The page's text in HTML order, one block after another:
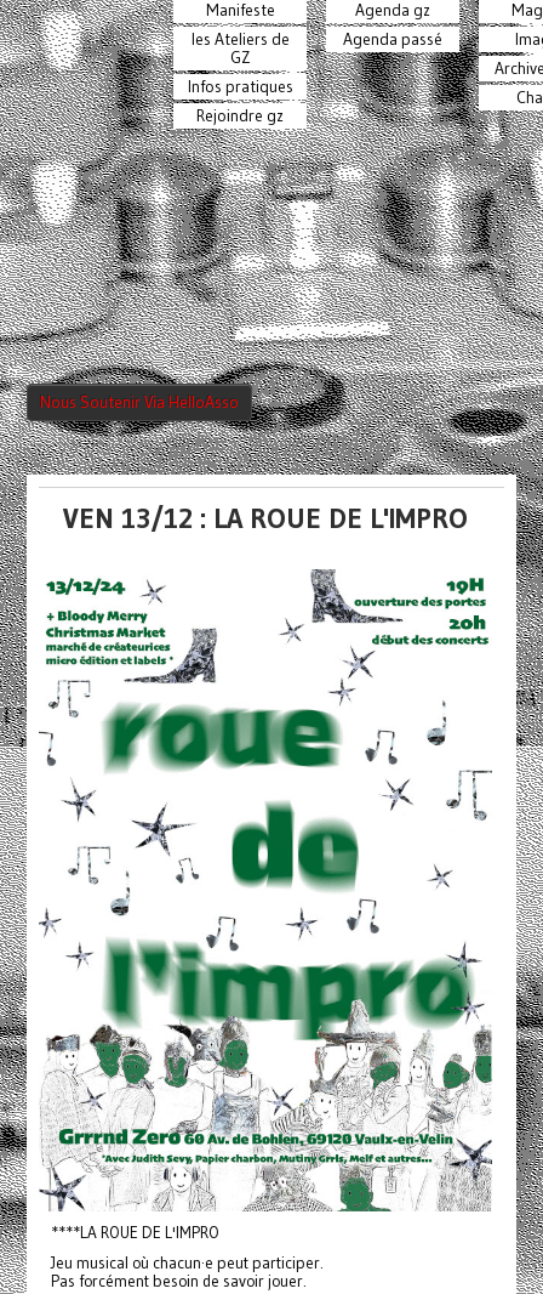
Manifeste
les Ateliers de
GZ
Infos pratiques
Rejoindre gz
Agenda gz
Agenda passé
Nous Soutenir Via HelloAsso
VEN 13/12 : LA ROUE DE L'IMPRO
****LA ROUE DE L'IMPRO
Jeu musical où chacun·e peut participer.
Pas forcément besoin de savoir jouer.